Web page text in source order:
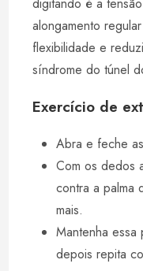
digitando é a
alongamento
flexibilidade e
síndrome do túnel
Exercício de
Abra e feche
Com os dedos
contra a palma
mais.
Mantenha
depois repita